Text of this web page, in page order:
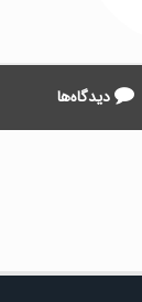
دیدگاه‌ها